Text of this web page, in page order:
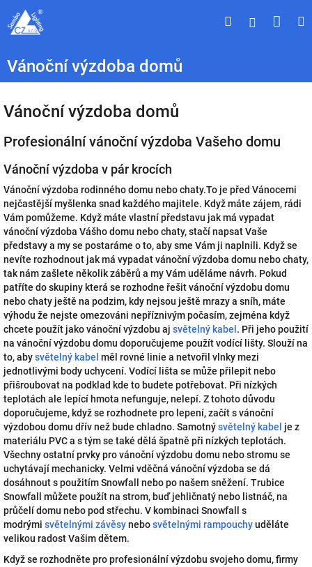
obsah
HledatPřihlášení
Vánoční výzdoba domů
Vánoční výzdoba domů
Profesionální vánoční výzdoba Vašeho domu
Vánoční výzdoba v pár krocích
Vánoční výzdoba rodinného domu nebo chaty.To je před Vánocemi
nejčastější myšlenka snad každého majitele. Když máte zájem, rádi
Vám pomůžeme. Když máte vlastní představu jak má vypadat
vánoční výzdoba Vášho domu nebo chaty, stačí napsat Vaše
představy a my se postaráme o to, aby sme Vám ji naplnili. Když se
nevíte rozhodnout jak má vypadat vánoční výzdoba domu nebo chaty,
tak nám zašlete několik záběrů a my Vám uděláme návrh. Pokud
patříte do skupiny která se rozhodne řešit vánoční výzdobu domu
nebo chaty ještě na podzim, kdy nejsou ještě mrazy a sníh, máte
výhodu že nejste omezováni nepříznivým počasím, zejména když
chcete použít jako vánoční výzdobu aj světelný kabel . Při jeho použití
na vánoční výzdobu domu doporučujeme použít vodící lišty. Slouží na
to, abysvětelný kabel měl rovné linie a netvořil vlnky mezi
jednotlivými body uchycení. Vodící lišta se může přilepit nebo
přišroubovat na podklad kde to budete potřebovat. Při nízkých
teplotách ale lepící hmota nefunguje, nelepí. Z tohoto důvodu
doporučujeme, když se rozhodnete pro lepení, začít s vánoční
výzdobou domu dřív než bude chladno. Samotnýsvětelný kabel je z
materiálu PVC a s tým se také dělá špatně při nízkých teplotách.
Všechny ostatní prvky pro vánoční výzdobu domu nebo stromu se
uchytávají mechanicky. Velmi vděčná vánoční výzdoba se dá
dosáhnout s použitím Snowfall nebo po našem sněžení. Trubice
Snowfall můžete použít na strom, buď jehličnatý nebo listnáč, na
průčelí domu nebo pod střechu. V kombinaci Snowfall s
modrými světelnými závěsynebosvětelnými rampouchyuděláte
velikou radost Vašim dětem.
Když se rozhodněte pro profesionální výzdobu svojeho domu, firmy